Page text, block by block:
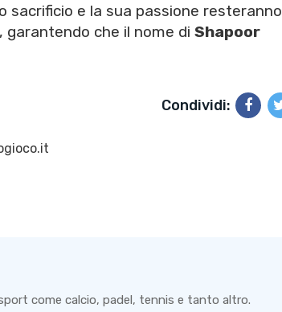
sacrificio e la sua passione resteranno
, garantendo che il nome di Shapoor
Condividi:
come calcio, padel, tennis e tanto altro.